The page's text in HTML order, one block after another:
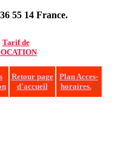
55 14 France.
Tarif de
Retour page
d'accueil
Plan Acces-
horaires. S